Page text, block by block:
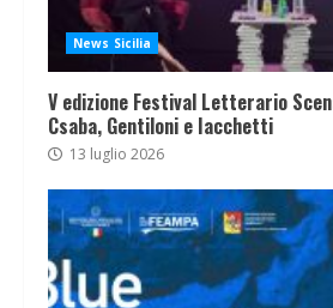
News Sicilia
V edizione Festival Letterario
Csaba, Gentiloni e Iacchetti
13 luglio 2026